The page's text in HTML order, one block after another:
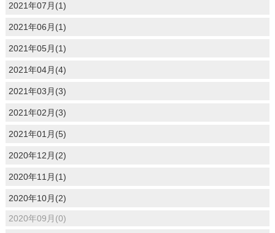
2021年07月(1)
2021年06月(1)
2021年05月(1)
2021年04月(4)
2021年03月(3)
2021年02月(3)
2021年01月(5)
2020年12月(2)
2020年11月(1)
2020年10月(2)
2020年09月(0)